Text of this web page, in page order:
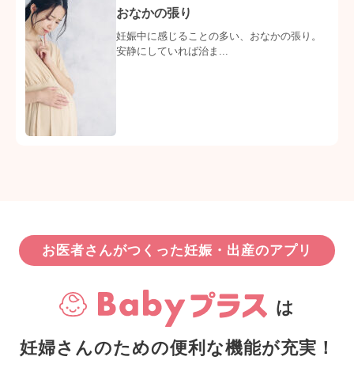
おなかの張り
妊娠中に感じることの多い、おなかの張り。
安静にしていれば治ま...
お医者さんがつくった妊娠・出産のアプリ
は
妊婦さんのための便利な機能が充実！